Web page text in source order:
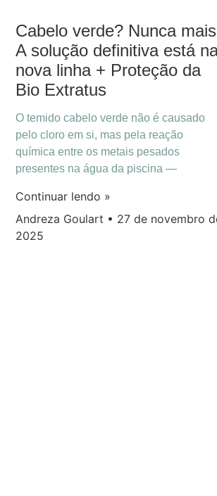
Cabelo verde? Nunca
A solução definitiva está
nova linha + Proteção da
Bio Extratus
O temido cabelo verde não é causado
pelo cloro em si, mas pela reação
química entre os metais pesados
presentes na água da piscina —
Continuar lendo »
Andreza Goulart
27 de novembro
2025